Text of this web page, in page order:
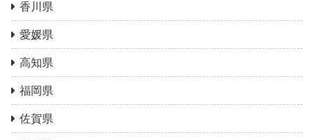
香川県
愛媛県
高知県
福岡県
佐賀県